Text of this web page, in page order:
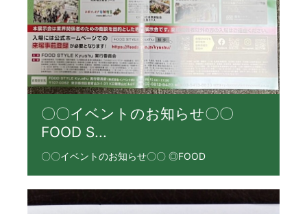
〇〇イベントのお知らせ〇〇
FOOD S...
〇〇イベントのお知らせ〇〇 ◎FOOD